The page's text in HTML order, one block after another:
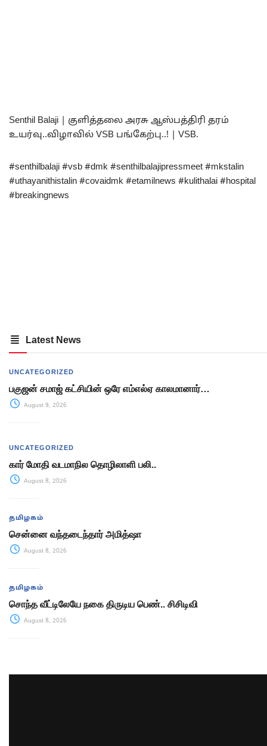
Senthil Balaji | குளித்தலை அரசு ஆஸ்பத்திரி தரம்
உயர்வு..விழாவில் VSB பங்கேற்பு..! | VSB.
#senthilbalaji #vsb #dmk #senthilbalajipressmeet #mkstalin
#uthayanithistalin #covaidmk #etamilnews #kulithalai #hospital
#breakingnews
Latest News
UNCATEGORIZED
பகுஜன் சமாஜ் கட்சியின் ஒரே எம்எல்ஏ காலமானார்…
August 9, 2026
UNCATEGORIZED
கார் மோதி வடமாநில தொழிலாளி பலி..
August 8, 2026
தமிழகம்
சென்னை வந்தடைந்தார் அமித்ஷா
August 8, 2026
தமிழகம்
சொந்த வீட்டிலேயே நகை திருடிய பெண்.. சிசிடிவி
August 8, 2026